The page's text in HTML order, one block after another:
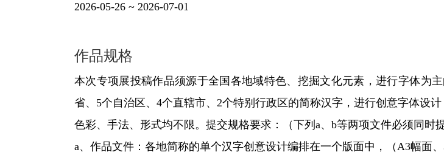
2026-05-26 ~ 2026-07-01
作品规格
本次专项展投稿作品须源于全国各地域特色、挖掘文化元素，进行字体为
省、5个自治区、4个直辖市、2个特别行政区的简称汉字，进行创意字体设
色彩、手法、形式均不限。提交规格要求：（下列a、b等两项文件必须同时
a、作品文件：各地简称的单个汉字创意设计编排在一个版面中，（A3幅面、